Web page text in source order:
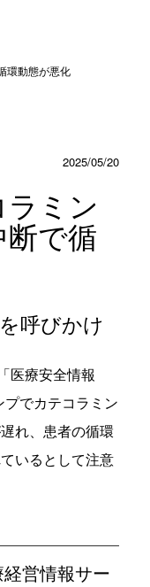
環動態が悪化
2025/05/20
ラミン
で循
呼びかけ
医療安全情報
でカテコラミン
れ、患者の循環
いるとして注意
営情報サー